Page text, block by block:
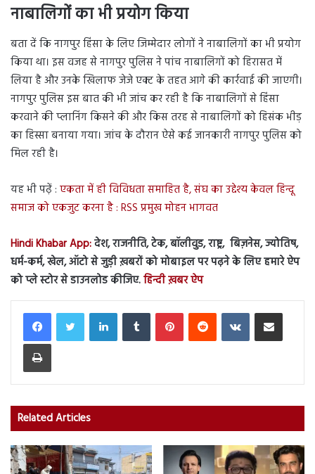
नाबालिगों का भी प्रयोग किया
बता दें कि नागपुर हिंसा के लिए जिम्मेदार लोगों ने नाबालिगों का भी प्रयोग
किया था। इस वजह से नागपुर पुलिस ने पांच नाबालिगों को हिरासत में
लिया है और उनके खिलाफ जेजे एक्ट के तहत आगे की कार्रवाई की जाएगी।
नागपुर पुलिस इस बात की भी जांच कर रही है कि नाबालिगों से हिंसा
करवाने की प्लानिंग किसने की और किस तरह से नाबालिगों को हिसंक भीड़
का हिस्सा बनाया गया। जांच के दौरान ऐसे कई जानकारी नागपुर पुलिस को
मिल रही है।
यह भी पढ़ें : एकता में ही विविधता समाहित है, संघ का उद्देश्य केवल हिन्दू
समाज को एकजुट करना है : RSS प्रमुख मोहन भागवत
Hindi Khabar App:देश, राजनीति, टेक, बॉलीवुड, राष्ट्र, बिज़नेस, ज्योतिष,
धर्म-कर्म, खेल, ऑटो से जुड़ी ख़बरों को मोबाइल पर पढ़ने के लिए हमारे ऐप
को प्ले स्टोर से डाउनलोड कीजिए.हिन्दी ख़बर ऐप
LinkedInTumblr PinterestReddit VKontakteShare via Email
Print
Related Articles